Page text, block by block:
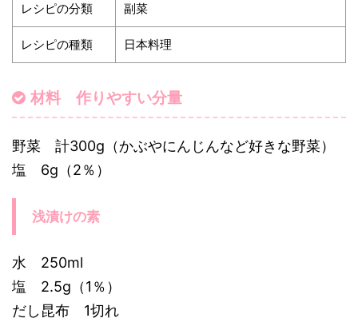
レシピの分類 副菜
レシピの種類 日本料理
材料 作りやすい分量
野菜 計300g（かぶやにんじんなど好きな野菜）
塩 6g（2％）
浅漬けの素
水 250ml
塩 2.5g（1％）
だし昆布 1切れ